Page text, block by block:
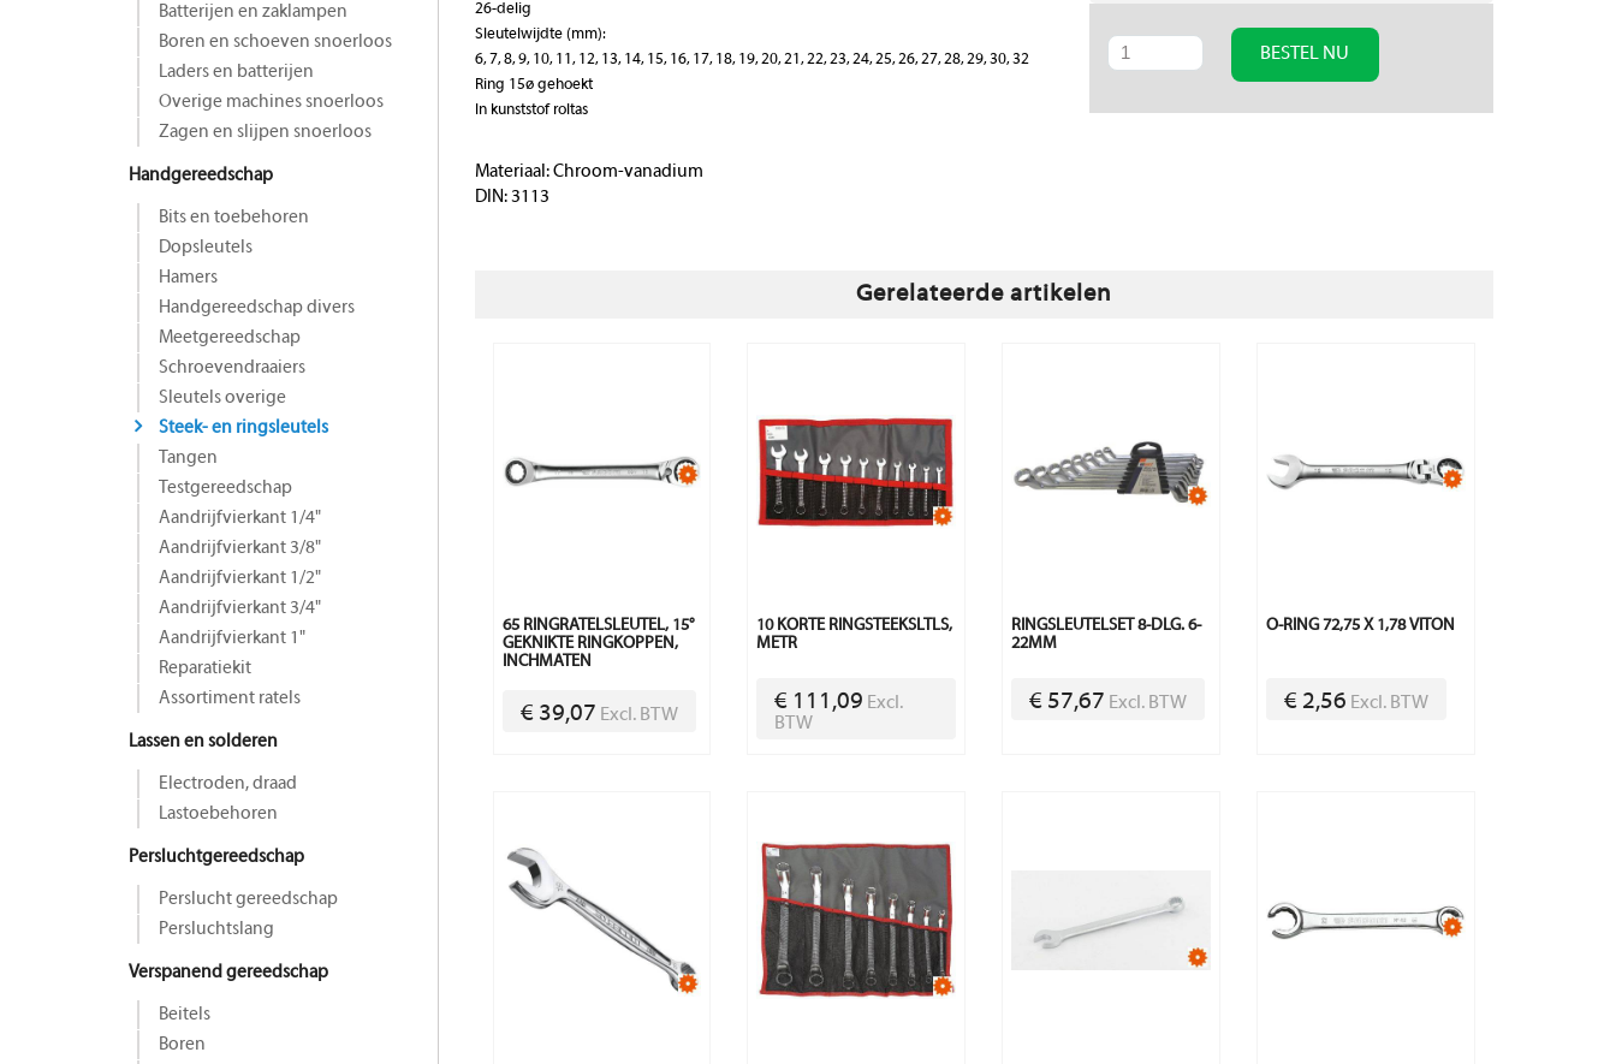
Batterijen en zaklampen
Boren en schoeven snoerloos
Laders en batterijen
Overige machines snoerloos
Zagen en slijpen snoerloos
Handgereedschap
Bits en toebehoren
Dopsleutels
Hamers
Handgereedschap divers
Meetgereedschap
Schroevendraaiers
Sleutels overige
Steek- en ringsleutels
Tangen
Testgereedschap
Aandrijfvierkant 1/4"
Aandrijfvierkant 3/8"
Aandrijfvierkant 1/2"
Aandrijfvierkant 3/4"
Aandrijfvierkant 1"
Reparatiekit
Assortiment ratels
Lassen en solderen
Electroden, draad
Lastoebehoren
Persluchtgereedschap
Perslucht gereedschap
Persluchtslang
Verspanend gereedschap
Beitels
Boren
26-delig
Sleutelwijdte (mm):
6, 7, 8, 9, 10, 11, 12, 13, 14, 15, 16, 17, 18, 19, 20, 21, 22, 23, 24, 25, 26, 27, 28, 29, 30, 32
Ring 15ø gehoekt
In kunststof roltas
Materiaal: Chroom-vanadium
DIN: 3113
BESTEL NU
Gerelateerde artikelen
65 RINGRATELSLEUTEL, 15°
GEKNIKTE RINGKOPPEN,
INCHMATEN
€ 39,07 Excl. BTW
10 KORTE RINGSTEEKSLTLS,
METR
€ 111,09 Excl.
BTW
RINGSLEUTELSET 8-DLG. 6-
22MM
€ 57,67 Excl. BTW
O-RING 72,75 X 1,78 VITON
€ 2,56 Excl. BTW